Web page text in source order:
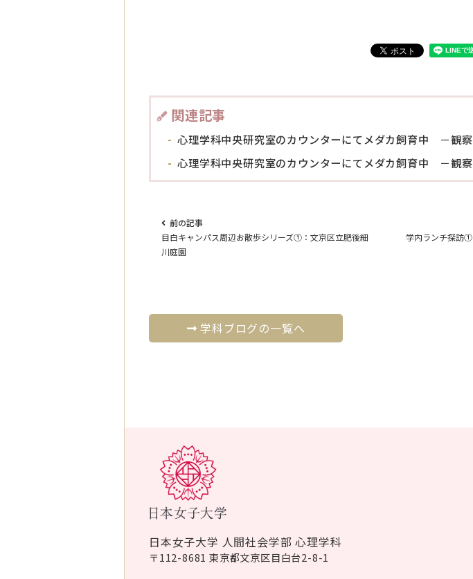
関連記事
心理学科中央研究室のカウンターにてメダカ飼育中 －観
心理学科中央研究室のカウンターにてメダカ飼育中 －観
前の記事
目白キャンパス周辺お散歩シリーズ①：文京区立肥後細
川庭園
学内ランチ探訪
学科ブログの一覧へ
日本女子大学 人間社会学部 心理学科
〒112-8681 東京都文京区目白台2-8-1